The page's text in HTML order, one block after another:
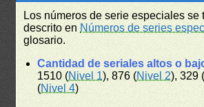
Los números de serie especiales se
descrito en Números de series
glosario.
Cantidad de seriales altos o
1510 (Nivel 1), 876 (Nivel 2), 329 (
(Nivel 4)